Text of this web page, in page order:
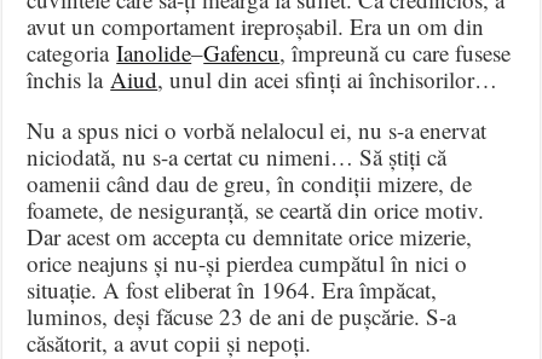
avut un comportament ireproșabil. Era un om din
categoriaIanolide–Gafencu, împreună cu care fusese
închis laAiud, unul din acei sfinți ai închisorilor…
Nu a spus nici o vorbă nelalocul ei, nu s-a enervat
niciodată, nu s-a certat cu nimeni… Să știți că
oamenii când dau de greu, în condiții mizere, de
foamete, de nesiguranță, se ceartă din orice motiv.
Dar acest om accepta cu demnitate orice mizerie,
orice neajuns și nu-și pierdea cumpătul în nici o
situație. A fost eliberat în 1964. Era împăcat,
luminos, deși făcuse 23 de ani de pușcărie. S-a
căsătorit, a avut copii și nepoți.